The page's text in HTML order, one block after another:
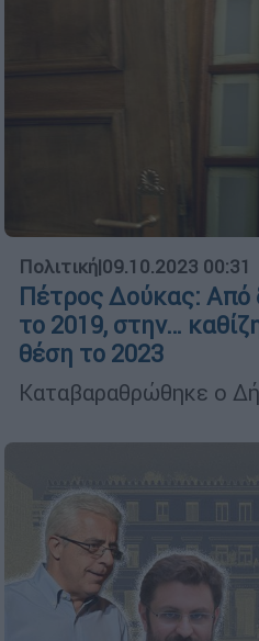
Πολιτική|09.10.2023 00:31
Πέτρος Δούκας:
το 2019, στην…
θέση το 2023
Καταβαραθρώθηκε ο